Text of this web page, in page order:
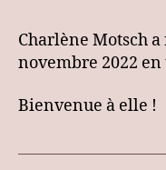
Charlène Motsch
novembre 2022
Bienvenue à elle !